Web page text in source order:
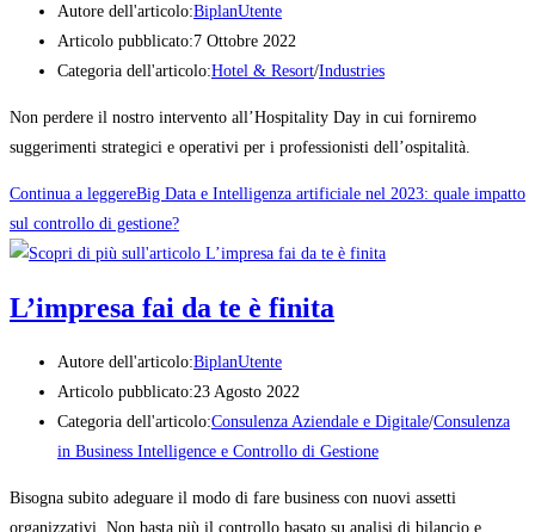
Autore dell'articolo:BiplanUtente
Articolo pubblicato:7 Ottobre 2022
Categoria dell'articolo:Hotel & Resort/Industries
Non perdere il nostro intervento all’Hospitality Day in cui forniremo
suggerimenti strategici e operativi per i professionisti dell’ospitalità.
Continua a leggereBig Data e Intelligenza artificiale nel 2023: quale impatto
sul controllo di gestione?
L’impresa fai da te è finita
Autore dell'articolo:BiplanUtente
Articolo pubblicato:23 Agosto 2022
Categoria dell'articolo:Consulenza Aziendale e Digitale/Consulenza
in Business Intelligence e Controllo di Gestione
Bisogna subito adeguare il modo di fare business con nuovi assetti
organizzativi. Non basta più il controllo basato su analisi di bilancio e